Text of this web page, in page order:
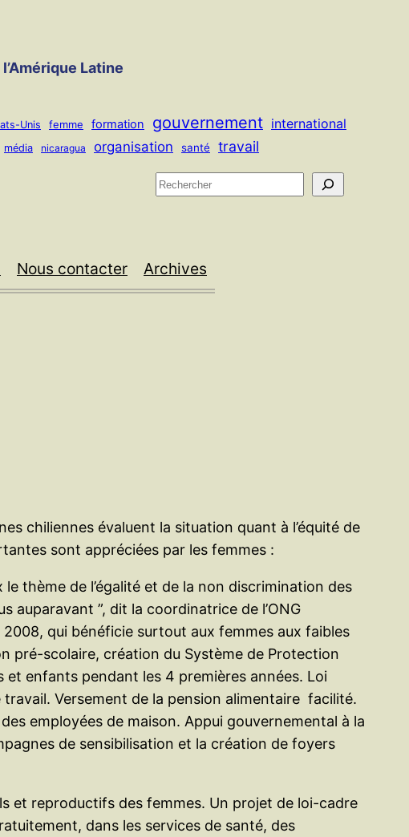
Latine
Unis femme formation gouvernement international
média nicaragua organisation santé travail
R
e
r
Nous contacter Archives
chiliennes évaluent la situation quant à l’équité de
sont appréciées par les femmes :
thème de l’égalité et de la non discrimination des
auparavant ”, dit la coordinatrice de l’ONG
qui bénéficie surtout aux femmes aux faibles
pré-scolaire, création du Système de Protection
et enfants pendant les 4 premières années. Loi
Versement de la pension alimentaire facilité.
employées de maison. Appui gouvernemental à la
de sensibilisation et la création de foyers
et reproductifs des femmes. Un projet de loi-cadre
dans les services de santé, des